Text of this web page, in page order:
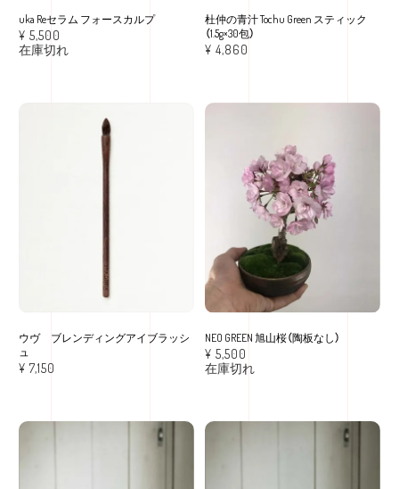
uka Reセラム フォースカルプ
¥ 5,500
在庫切れ
杜仲の青汁 Tochu Green スティック
（1.5g×30包）
¥ 4,860
ウヴ ブレンディングアイブラッシ
ュ
¥ 7,150
NEO GREEN 旭山桜（陶板なし）
¥ 5,500
在庫切れ